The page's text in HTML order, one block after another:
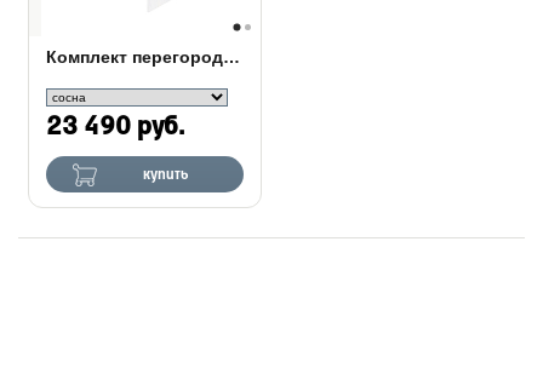
Комплект перегородка, 3 полки, вешало для шкафа Olivia
23 490 руб.
купить